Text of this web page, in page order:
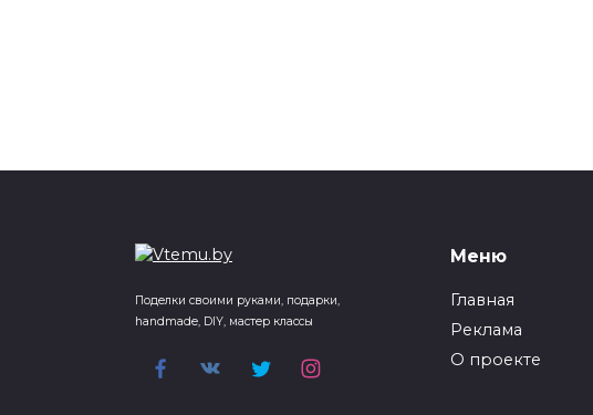
Поделки своими руками, подарки,
handmade, DIY, мастер классы
Меню
Главная
Реклама
О проекте